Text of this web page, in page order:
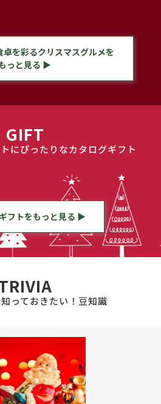
卓を彩るクリスマスグルメを
っと見る ▶
GIFT
にぴったりなカタログギフト
フトをもっと見る ▶
っておきたい！豆知識